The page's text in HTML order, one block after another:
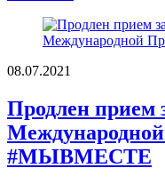
08.07.2021
Продлен прием
#МЫВМЕСТЕ